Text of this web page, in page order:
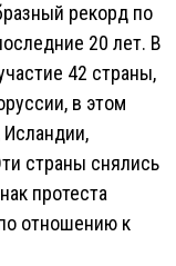
рекорд по
20 лет. В
42 страны,
в этом
Исландии,
страны снялись
протеста
отношению к